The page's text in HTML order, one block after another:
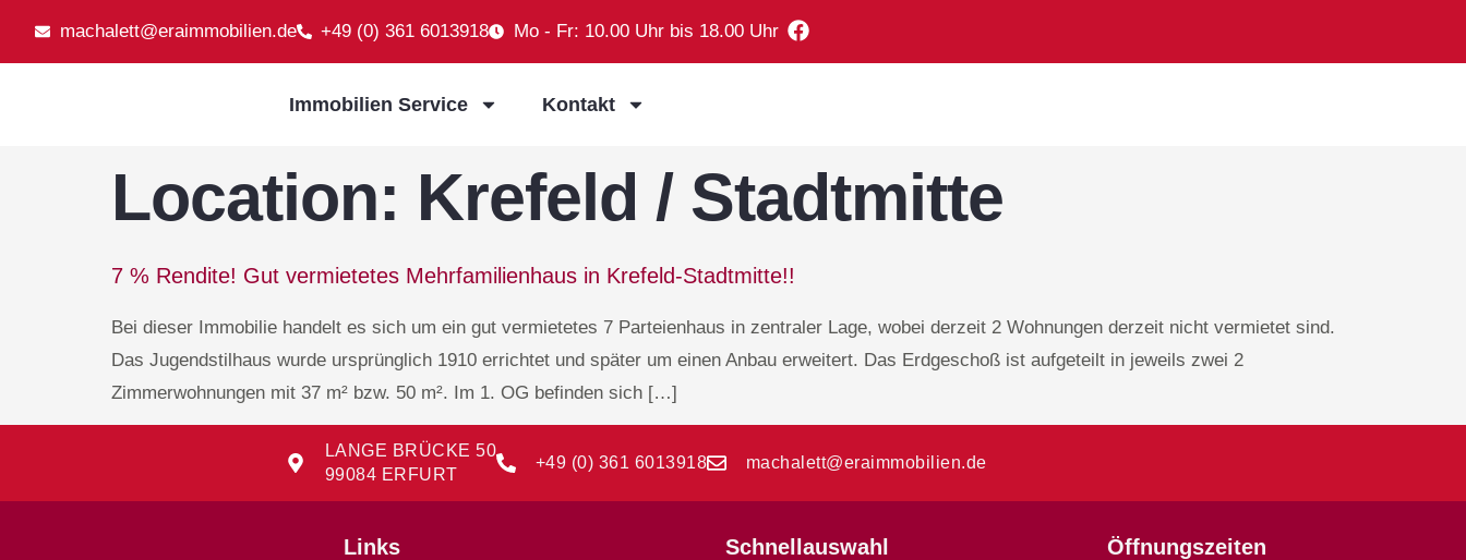
machalett@eraimmobilien.de +49 (0) 361 6013918 Mo - Fr: 10.00 Uhr bis 18.00 Uhr
Immobilien Service Kontakt
Location: Krefeld / Stadtmitte
7 % Rendite! Gut vermietetes Mehrfamilienhaus in Krefeld-Stadtmitte!!
Bei dieser Immobilie handelt es sich um ein gut vermietetes 7 Parteienhaus in zentraler Lage, wobei derzeit 2 Wohnungen derzeit nicht vermietet sind.
Das Jugendstilhaus wurde ursprünglich 1910 errichtet und später um einen Anbau erweitert. Das Erdgeschoß ist aufgeteilt in jeweils zwei 2
Zimmerwohnungen mit 37 m² bzw. 50 m². Im 1. OG befinden sich […]
LANGE BRÜCKE 50
99084 ERFURT
+49 (0) 361 6013918 machalett@eraimmobilien.de
Links Schnellauswahl Öffnungszeiten